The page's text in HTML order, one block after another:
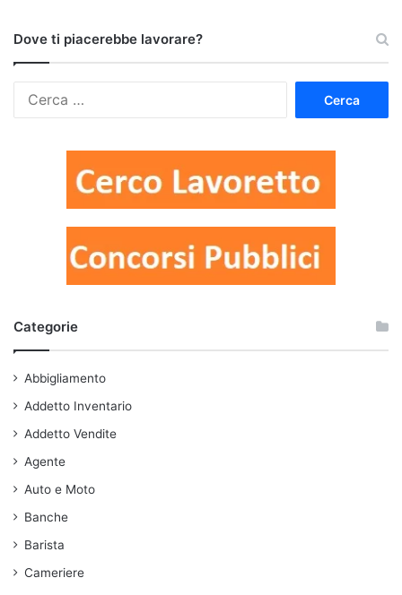
Dove ti piacerebbe lavorare?
Categorie
Abbigliamento
Addetto Inventario
Addetto Vendite
Agente
Auto e Moto
Banche
Barista
Cameriere